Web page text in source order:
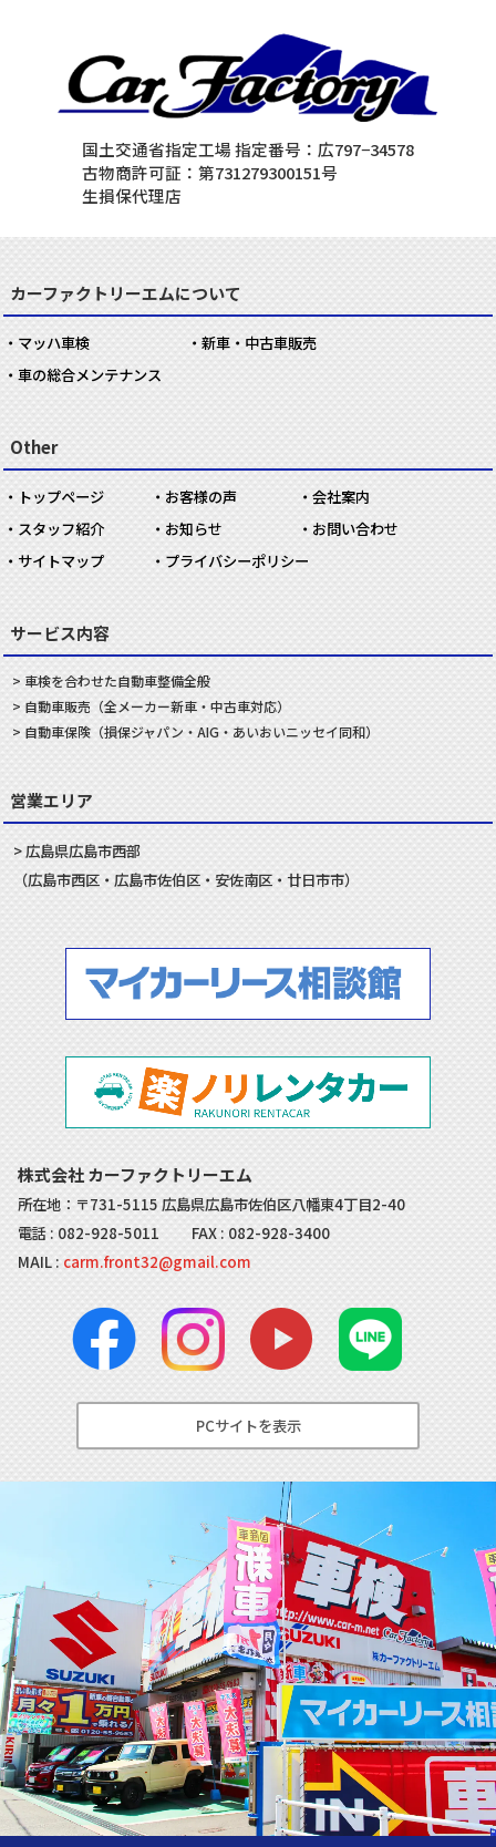
国土交通省指定工場 指定番号：広797−34578
古物商許可証：第731279300151号
生損保代理店
カーファクトリーエムについて
マッハ車検
新車・中古車販売
車の総合メンテナンス
Other
トップページ お客様の声
会社案内
スタッフ紹介
お知らせ
お問い合わせ
サイトマップ
プライバシーポリシー
サービス内容
車検を合わせた自動車整備全般
自動車販売 （全メーカー新車・中古車対応）
自動車保険（損保ジャパン・AIG・あいおいニッセイ同和）
営業エリア
広島県広島市西部
（広島市西区・ 広島市佐伯区・ 安佐南区・ 廿日市市）
株式会社 カーファクトリーエム
所在地：〒731-5115 広島県広島市佐伯区八幡東4丁目2-40
電話 : 082-928-5011 FAX : 082-928-3400
MAIL : carm.front32@gmail.com
PCサイトを表示